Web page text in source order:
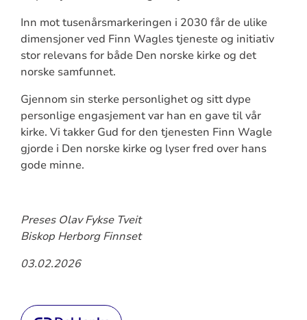
Inn mot tusenårsmarkeringen i 2030 får de ulike
dimensjoner ved Finn Wagles tjeneste og initiativ
stor relevans for både Den norske kirke og det
norske samfunnet.
Gjennom sin sterke personlighet og sitt dype
personlige engasjement var han en gave til vår
kirke. Vi takker Gud for den tjenesten Finn Wagle
gjorde i Den norske kirke og lyser fred over hans
gode minne.
Preses Olav Fykse Tveit
Biskop Herborg Finnset
03.02.2026